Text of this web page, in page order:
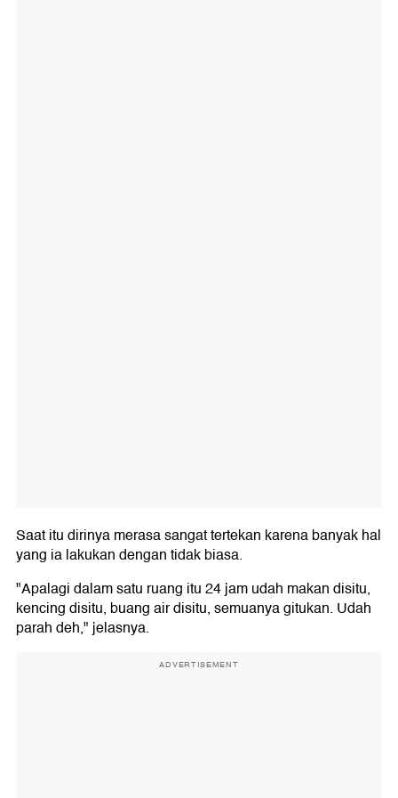
Saat itu dirinya merasa sangat tertekan karena banyak hal
yang ia lakukan dengan tidak biasa.
"Apalagi dalam satu ruang itu 24 jam udah makan disitu,
kencing disitu, buang air disitu, semuanya gitukan. Udah
parah deh," jelasnya.
ADVERTISEMENT